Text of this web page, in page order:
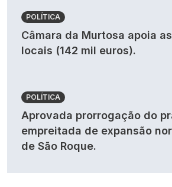
POLÍTICA
Câmara da Murtosa apoia
locais (142 mil euros).
POLÍTICA
Aprovada prorrogação do
empreitada de expansão
de São Roque.